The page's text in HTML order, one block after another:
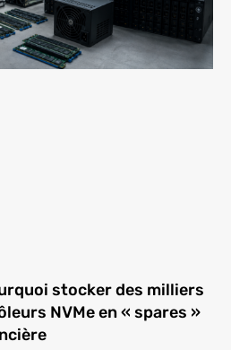
stocker des milliers
NVMe en « spares »